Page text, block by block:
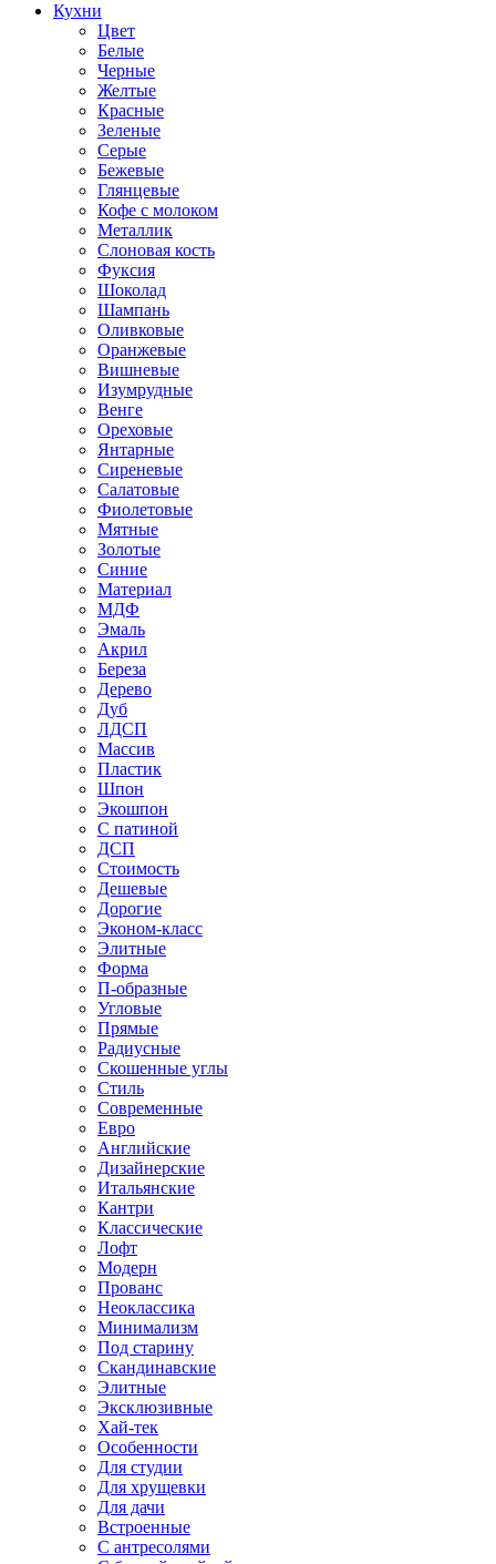
Кухни
Цвет
Белые
Черные
Желтые
Красные
Зеленые
Серые
Бежевые
Глянцевые
Кофе с молоком
Металлик
Слоновая кость
Фуксия
Шоколад
Шампань
Оливковые
Оранжевые
Вишневые
Изумрудные
Венге
Ореховые
Янтарные
Сиреневые
Салатовые
Фиолетовые
Мятные
Золотые
Синие
Материал
МДФ
Эмаль
Акрил
Береза
Дерево
Дуб
ЛДСП
Массив
Пластик
Шпон
Экошпон
С патиной
ДСП
Стоимость
Дешевые
Дорогие
Эконом-класс
Элитные
Форма
П-образные
Угловые
Прямые
Радиусные
Скошенные углы
Стиль
Современные
Евро
Английские
Дизайнерские
Итальянские
Кантри
Классические
Лофт
Модерн
Прованс
Неоклассика
Минимализм
Под старину
Скандинавские
Элитные
Эксклюзивные
Хай-тек
Особенности
Для студии
Для хрущевки
Для дачи
Встроенные
С антресолями